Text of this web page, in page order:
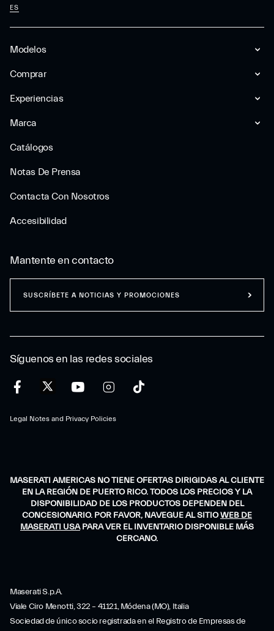
Modelos
Comprar
Experiencias
Marca
Catálogos
Notas De Prensa
Contacta Con Nosotros
Accesibilidad
ES
Síguenos en las redes sociales
Legal Notes and Privacy Policies
Mantente en contacto
SUSCRÍBETE A NOTICIAS Y PROMOCIONES
MASERATI AMERICAS NO TIENE OFERTAS DIRIGIDAS AL CLIENTE
EN LA REGIÓN DE PUERTO RICO. TODOS LOS PRECIOS Y LA
DISPONIBILIDAD DE LOS PRODUCTOS DEPENDEN DEL
CONCESIONARIO. POR FAVOR, NAVEGUE AL SITIOWEB DE
MASERATI USAPARA VER EL INVENTARIO DISPONIBLE MÁS
CERCANO.
Maserati S.p.A.
Viale Ciro Menotti, 322 – 41121, Módena (MO), Italia
Sociedad de único socio registrada en el Registro de Empresas de